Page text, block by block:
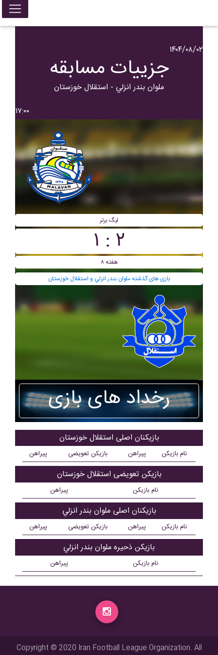
۱۴۰۴/۰۸/۰۲
جزییات مسابقه
ملوان بندر انزلي - استقلال خوزستان
۱۷:۰۰
لیگ برتر
۲ : ۱
هفته ۸
بازی های گذشته ملوان بندر انزلي و استقلال خوزستان
رخداد های بازی
بازیکنان اصلی استقلال خوزستان
نام بازیکن پیراهن بازیکن تعویضی پیراهن
بازیکن تعویضی استقلال خوزستان
نام بازیکن پیراهن
بازیکنان اصلی ملوان بندر انزلي
نام بازیکن پیراهن بازیکن تعویضی پیراهن
بازیکن ذحیره ملوان بندر انزلي
نام بازیکن پیراهن
Copyright © 2020 Iran Football League Organization. All